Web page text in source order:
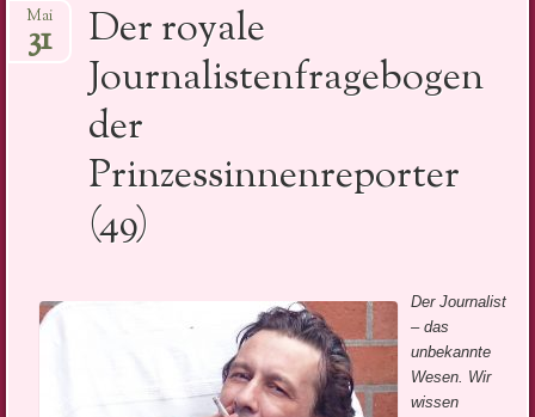
zum
Inhalt
Der royale
Journalistenfragebogen
der
Prinzessinnenreporter
(49)
Mai
31
Der Journalist
– das
unbekannte
Wesen. Wir
wissen